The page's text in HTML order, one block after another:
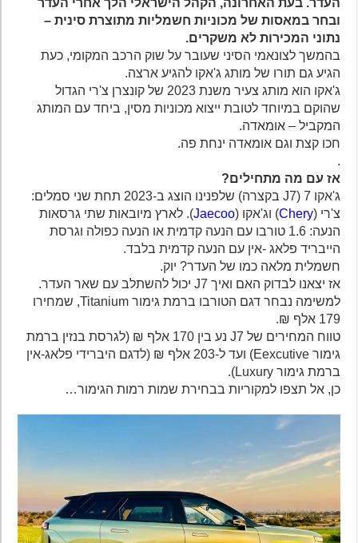
העדר. בעת האחרונה, הקהל הישראלי הלך אחרי העדר
ובחר במאסות של מכוניות חשמליות מתוצרת סינית –
נתוני המכירות לא משקרים.
בהמשך לצונאמי הסיני שעובר על שוק הרכב המקומי, כעת
הגיע גם תורו של מותג ג'אקו להגיע ארצה.
ג'אקו הוא מותג צעיר משנת 2023 של קונצרן צ'רי הגדול
שהוקם במיוחד לטובת ייצוא מכוניות מסין, ביחד עם המותג
המקביל – אומאדה.
חכו קצת וגם אומאדה ינחת פה.
אז עם מה מתחילים?
ג'אקו 7 (J7 בקצרה) שלפנינו הוצג ב-2023 תחת שני סמלים:
צ'רי (Chery) וג'אקו (Jaecoo). לארץ מיובאות שתי גרסאות
הנעה: 1.6 טורבו עם הנעה קדמית או הנעה כפולה וגרסת
הייבריד פלאג -אין עם הנעה קדמית בלבד.
חשמלית מלאה כמו של העדר? יוק.
אז יצאנו לבדוק האם ואיך J7 יכול להשתלב עם שאר העדר.
למשימה נבחר דגם הטורבו ברמת גימור Titanium, שמחירו
179 אלף ₪.
טווח המחירים של J7 נע בין 170 אלף ₪ (לגרסת בנזין ברמת
גימור Eexcutive) ועד ל-203 אלף ₪ (לדגם היברידי פלאג-אין
ברמת גימור Luxury).
כן, אל תצפו למקוריות בבחירת שמות רמות הגימור…